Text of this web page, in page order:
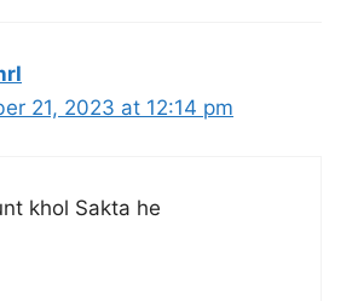
21, 2023 at 12:14 pm
khol Sakta he